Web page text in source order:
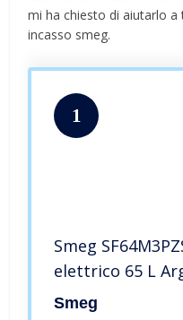
mi ha chiesto di aiutarlo
incasso smeg.
1
Smeg
elettrico 65 L
Smeg